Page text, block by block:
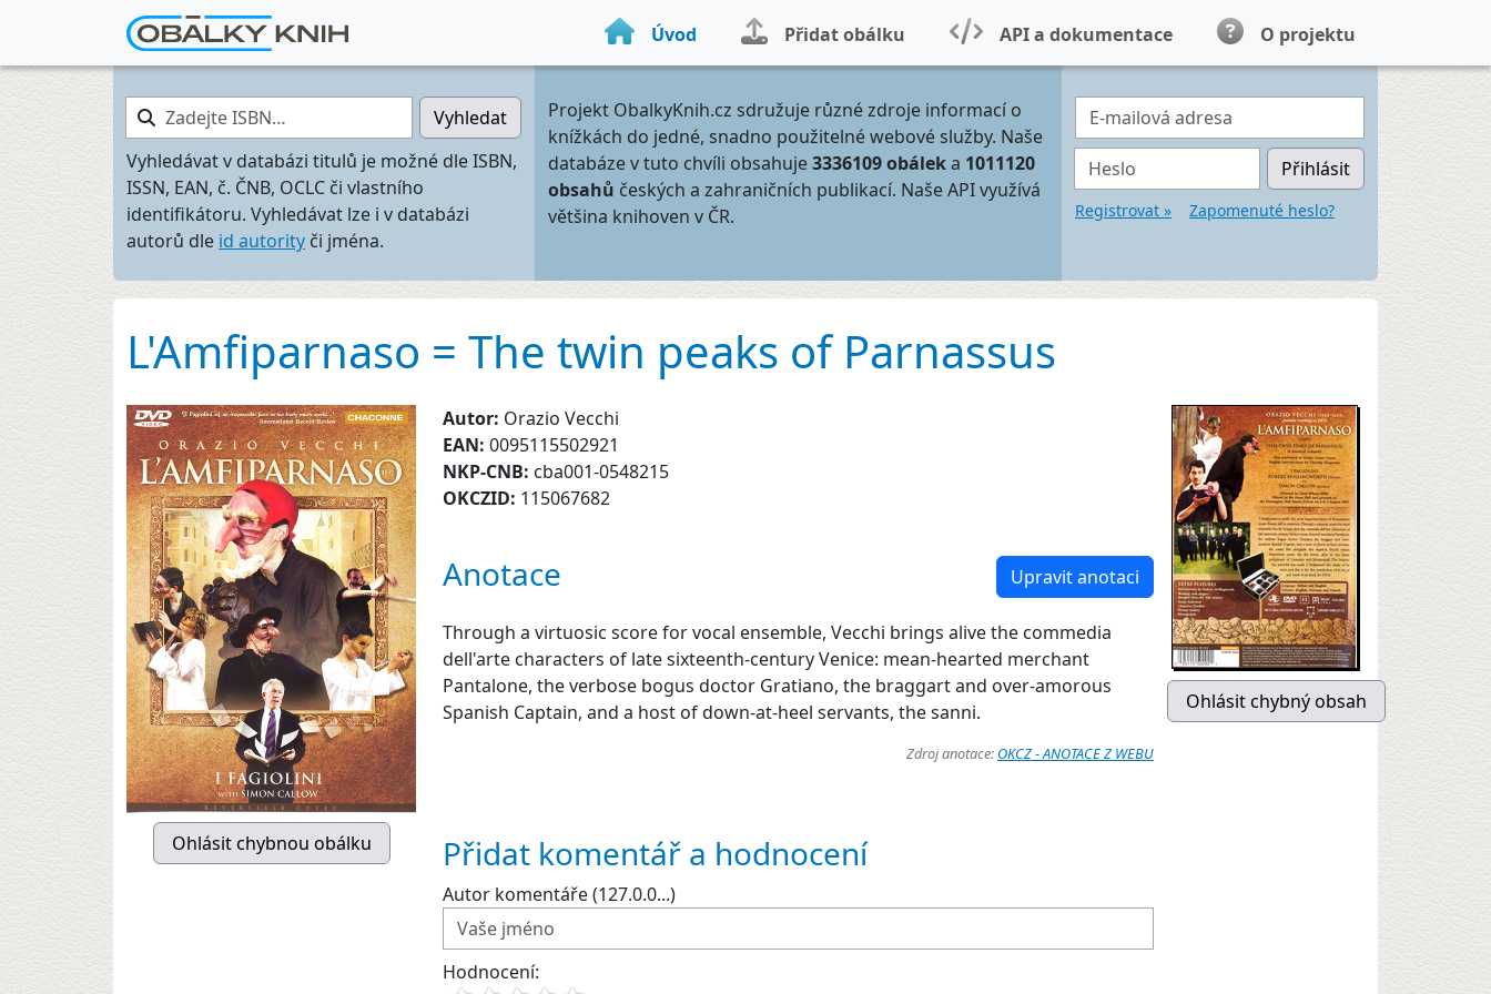
Úvod Přidat obálku API a dokumentace O projektu
Zadejte ISBN…
Vyhledat
Vyhledávat v databázi titulů je možné dle ISBN,
ISSN, EAN, č. ČNB, OCLC či vlastního
identifikátoru. Vyhledávat lze i v databázi
autorů dle id autority či jména.
Projekt ObalkyKnih.cz sdružuje různé zdroje informací o
knížkách do jedné, snadno použitelné webové služby. Naše
databáze v tuto chvíli obsahuje3336109 obáleka 1011120
obsahů českých a zahraničních publikací. Naše API využívá
většina knihoven v ČR.
E-mailová adresa
Heslo Přihlásit
Registrovat » Zapomenuté heslo?
L'Amfiparnaso = The twin peaks of Parnassus
Autor: Orazio Vecchi
EAN: 0095115502921
NKP-CNB: cba001-0548215
OKCZID: 115067682
Anotace Upravit anotaci
Through a virtuosic score for vocal ensemble, Vecchi brings alive the commedia
dell'arte characters of late sixteenth-century Venice: mean-hearted merchant
Pantalone, the verbose bogus doctor Gratiano, the braggart and over-amorous
Spanish Captain, and a host of down-at-heel servants, the sanni.
Zdroj anotace: OKCZ - ANOTACE Z WEBU
Přidat komentář a hodnocení
Autor komentáře (127.0.0...)
Hodnocení: